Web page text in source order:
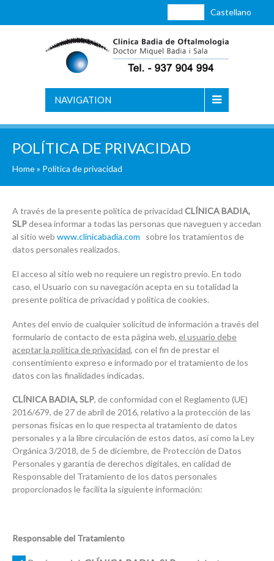
Castellano
NAVIGATION
POLÍTICA DE PRIVACIDAD
Home» Política de privacidad
A través de la presente política de privacidad CLÍNICA BADIA,
SLPdesea informar a todas las personas que naveguen y accedan
al sitio web www.clinicabadia.com sobre los tratamientos de
datos personales realizados.
El acceso al sitio web no requiere un registro previo. En todo
caso, el Usuario con su navegación acepta en su totalidad la
presente política de privacidad y política de cookies.
Antes del envío de cualquier solicitud de información a través del
formulario de contacto de esta página web, el usuario debe
aceptar la política de privacidad, con el fin de prestar el
consentimiento expreso e informado por el tratamiento de los
datos con las finalidades indicadas.
CLÍNICA BADIA, SLP, de conformidad con el Reglamento (UE)
2016/679, de 27 de abril de 2016, relativo a la protección de las
personas físicas en lo que respecta al tratamiento de datos
personales y a la libre circulación de estos datos, así como la Ley
Orgánica 3/2018, de 5 de diciembre, de Protección de Datos
Personales y garantía de derechos digitales, en calidad de
Responsable del Tratamiento de los datos personales
proporcionados le facilita la siguiente información:
Responsable del Tratamiento